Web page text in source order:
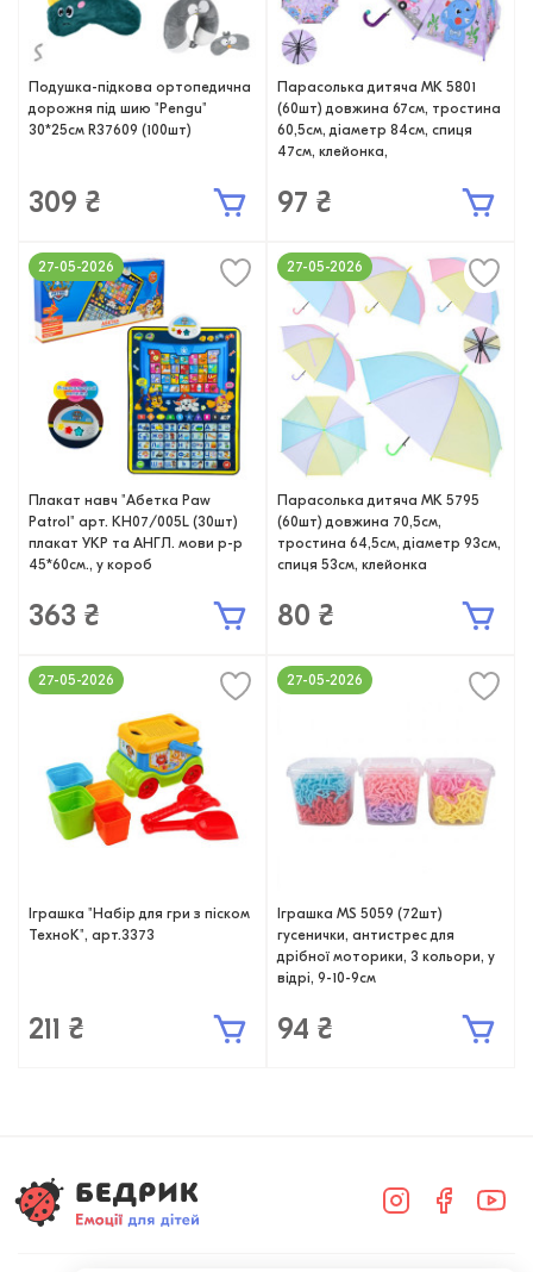
Подушка-підкова ортопедична
дорожня під шию "Pengu"
30*25см R37609 (100шт)
309 ₴
Парасолька дитяча MK 5801
(60шт) довжина 67см, тростина
60,5см, діаметр 84см, спиця
47см, клейонка,
97 ₴
Плакат навч "Абетка Paw
Patrol" арт. KH07/005L (30шт)
плакат УКР та АНГЛ. мови р-р
45*60см., у короб
363 ₴
27-05-2026
Парасолька дитяча MK 5795
(60шт) довжина 70,5см,
тростина 64,5см, діаметр 93см,
спиця 53см, клейонка
80 ₴
27-05-2026
Іграшка "Набір для гри з піском
ТехноК", арт.3373
211 ₴
27-05-2026
Іграшка MS 5059 (72шт)
гусенички, антистрес для
дрібної моторики, 3 кольори, у
відрі, 9-10-9см
94 ₴
27-05-2026